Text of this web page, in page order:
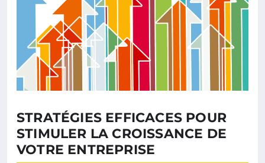
STRATÉGIES EFFICACES POUR
STIMULER LA CROISSANCE DE
VOTRE ENTREPRISE